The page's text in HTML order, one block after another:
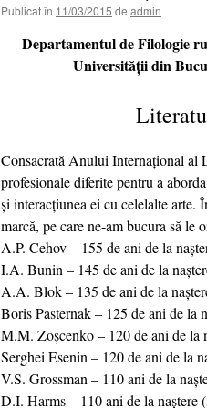
Publicat în 11/03/2015 de admin
Departamentul de Filologie
Universității din
Consacrată Anului Internațional al
profesionale diferite pentru a
și interacțiunea ei cu celelalte arte.
marcă, pe care ne-am bucura să le
A.P. Cehov – 155 de ani de la
I.A. Bunin – 145 de ani de la
A.A. Blok – 135 de ani de la
Boris Pasternak – 125 de ani de la
M.M. Zoșcenko – 120 de ani de la
Serghei Esenin – 120 de ani de la
V.S. Grossman – 110 ani de la
D.I. Harms – 110 ani de la naștere